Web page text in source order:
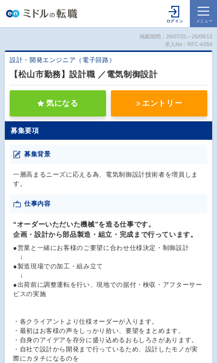
掲載期間：26/07/31～26/08/13
求人No：RFC-k054
設計・開発エンジニア（電子回路）
【松山市勤務】設計職 ／電気制御設計
気になる エントリー
募集要項
募集背景
一層高まるニーズに応える為、電気制御設計技術者を増員しま
す。
仕事内容
“オーダーいただいた機械”を造る仕事です。
企画・設計から部品製造・組立・完成まで行っています。
●営業と一緒にお客様のご要望に合わせ仕様決定・制御設計
↓
●製造現場での加工・組み立て
↓
●出荷前に調整運転を行い、現地での据付・検収・アフターサー
ビスの実施
・各クライアントより仕様オーダーが入ります。
・最初はお客様の声をしっかり拾い、要望をまとめます。
・自身のアイデアを存分に盛り込めるおもしろさがあります。
・自社で設計から開発まで行っているため、設計したモノが実
際にカタチになるのを